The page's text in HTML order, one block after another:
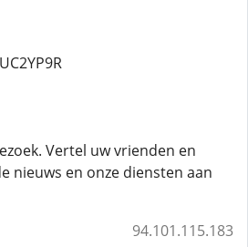
Vertel uw vrienden en
nieuws en onze diensten aan
94.101.115.183